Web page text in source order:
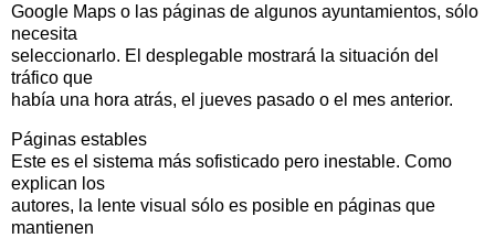
Google Maps o las páginas de algunos ayuntamientos, sólo
necesita
seleccionarlo. El desplegable mostrará la situación del
tráfico que
había una hora atrás, el jueves pasado o el mes anterior.
Páginas estables
Este es el sistema más sofisticado pero inestable. Como
explican los
autores, la lente visual sólo es posible en páginas que
mantienen